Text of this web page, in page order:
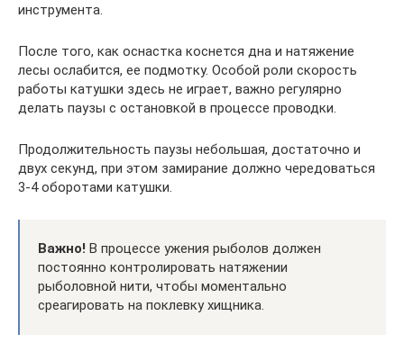
инструмента.
После того, как оснастка коснется дна и натяжение
лесы ослабится, ее подмотку. Особой роли скорость
работы катушки здесь не играет, важно регулярно
делать паузы с остановкой в процессе проводки.
Продолжительность паузы небольшая, достаточно и
двух секунд, при этом замирание должно чередоваться
3-4 оборотами катушки.
Важно! В процессе ужения рыболов должен
постоянно контролировать натяжении
рыболовной нити, чтобы моментально
среагировать на поклевку хищника.